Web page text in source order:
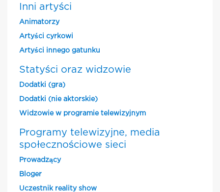
Inni artyści
Animatorzy
Artyści cyrkowi
Artyści innego gatunku
Statyści oraz widzowie
Dodatki (gra)
Dodatki (nie aktorskie)
Widzowie w programie telewizyjnym
Programy telewizyjne, media
społecznościowe sieci
Prowadzący
Bloger
Uczestnik reality show